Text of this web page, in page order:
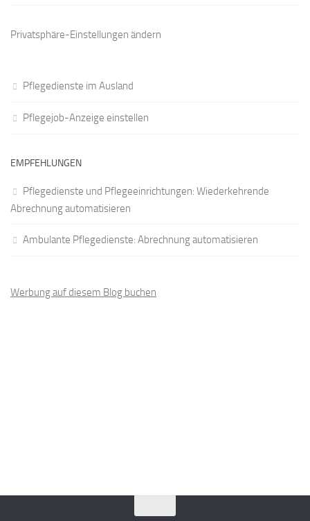
Privatsphäre-Einstellungen ändern
Pflegedienste im Ausland
Pflegejob-Anzeige einstellen
EMPFEHLUNGEN
Pflegedienste und Pflegeeinrichtungen: Wiederkehrende
Abrechnung automatisieren
Ambulante Pflegedienste: Abrechnung automatisieren
Werbung auf diesem Blog buchen